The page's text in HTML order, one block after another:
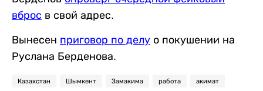
вброс в свой адрес.
Вынесен приговор по делу о покушении на
Руслана Берденова.
Казахстан Шымкент Замакима работа акимат